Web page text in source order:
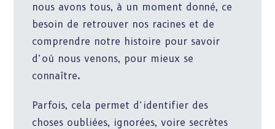
nous avons tous, à un moment donné, ce
besoin de retrouver nos racines et de
comprendre notre histoire pour savoir
d’où nous venons, pour mieux se
connaître.
Parfois, cela permet d’identifier des
choses oubliées, ignorées, voire secrètes